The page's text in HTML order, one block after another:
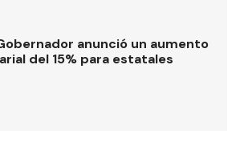
anunció un aumento
del 15% para estatales